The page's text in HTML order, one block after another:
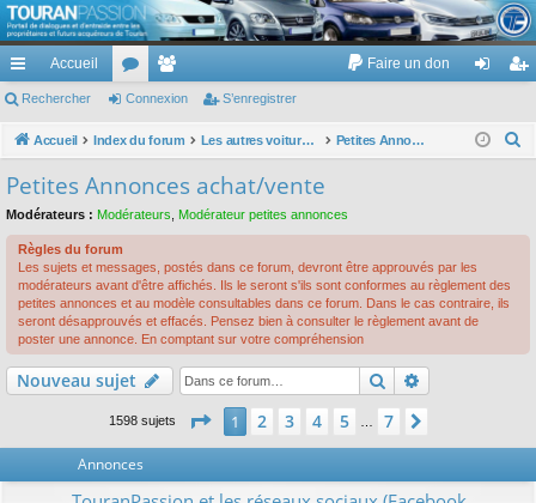
TouranPassion
Le forum des propriétaires ou futurs acquéreurs du Volkswagen Touran
cc
ès
pi
de
Accueil
or
u
s
e
m
Faire un don
ne nr
Rechercher Connexion S’enregistrer
Accueil Index du forum Les autres voitures et ce qui touche à la voiture Petites Annonces achat/vente
e
Petites Annonces achat/vente
Modérateurs : Modérateurs Modérateur petites annonces
Règles du forum
Les sujets et messages, postés dans ce forum, devront être approuvés par les
modérateurs avant d'être affichés. Ils le seront s'ils sont conformes au règlement des
petites annonces et au modèle consultables dans ce forum. Dans le cas contraire, ils
seront désapprouvés et effacés. Pensez bien à consulter le règlement avant de
poster une annonce. En comptant sur votre compréhension
Nouveau sujet Rechercher
1598 sujets Page 1sur
1 2 3 4 5 7
Annonces